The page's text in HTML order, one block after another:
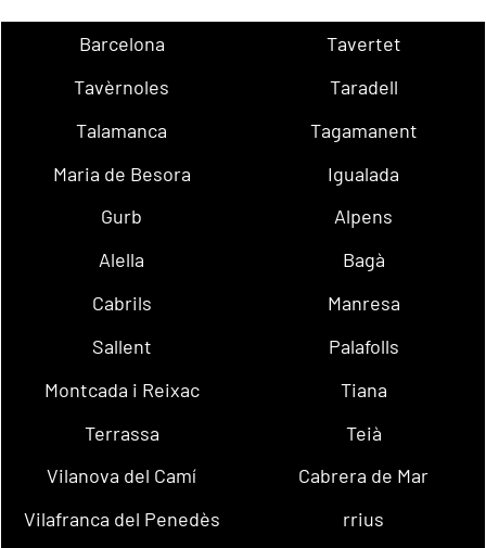
Barcelona
Tavertet
Tavèrnoles
Taradell
Talamanca
Tagamanent
Maria de Besora
Igualada
Gurb
Alpens
Alella
Bagà
Cabrils
Manresa
Sallent
Palafolls
Montcada i Reixac
Tiana
Terrassa
Teià
Vilanova del Camí
Cabrera de Mar
Vilafranca del Penedès
rrius